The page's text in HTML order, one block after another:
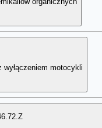
motocykli